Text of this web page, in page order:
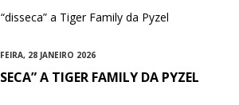
28 JANEIRO 2026
A TIGER FAMILY DA PYZEL